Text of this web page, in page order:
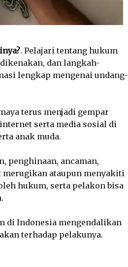
. Pelajari tentang hukum
dan langkah-
lengkap mengenai undang-
terus menjadi gempar
serta media sosial di
anak muda.
penghinaan, ancaman,
merugikan ataupun menyakiti
hukum, serta pelakon bisa
di Indonesia mengendalikan
terhadap pelakunya.